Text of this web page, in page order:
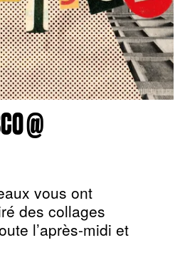
@
vous ont
des collages
l’après-midi et